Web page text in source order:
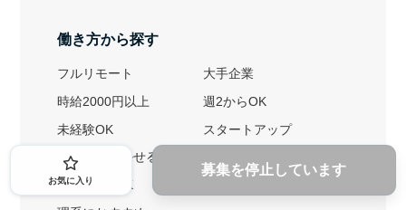
お気に入り
募集を停止しています
働き方から探す
フルリモート 大手企業
時給2000円以上 週2からOK
未経験OK スタートアップ
英語力を活かせる
1ヶ月からOK